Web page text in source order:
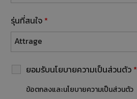
รุ่นที่สนใจ *
ยอมรับนโยบายความเป็นส่วนตัว *
ข้อตกลงและนโยบายความเป็นส่วนตัว